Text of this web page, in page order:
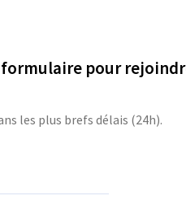
formulaire pour
les plus brefs délais (24h).